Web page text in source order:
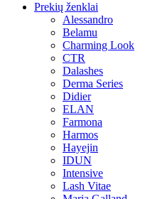
Prekių ženklai
Alessandro
Belamu
Charming Look
CTR
Dalashes
Derma Series
Didier
ELAN
Farmona
Harmos
Hayejin
IDUN
Intensive
Lash Vitae